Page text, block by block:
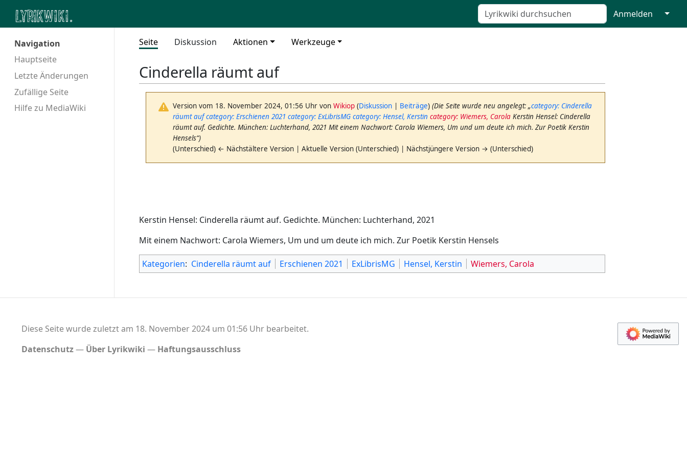
Anmelden ↓
Navigation
Hauptseite
Letzte Änderungen
Zufällige Seite
Hilfe zu MediaWiki
Seite Diskussion Aktionen Werkzeuge
Cinderella räumt auf
Version vom 18. November 2024, 01:56 Uhr vonWikiop (Diskussion | Beiträge) (Die Seite wurde neu angelegt: „category: Cinderella
räumt auf category: Erschienen 2021 category: ExLibrisMG category: Hensel, Kerstin category: Wiemers, Carola Kerstin Hensel: Cinderella
räumt auf. Gedichte. München: Luchterhand, 2021 Mit einem Nachwort: Carola Wiemers, Um und um deute ich mich. Zur Poetik Kerstin
Hensels“)
(Unterschied) ← Nächstältere Version | Aktuelle Version (Unterschied) | Nächstjüngere Version → (Unterschied)
Kerstin Hensel: Cinderella räumt auf. Gedichte. München: Luchterhand, 2021
Mit einem Nachwort: Carola Wiemers, Um und um deute ich mich. Zur Poetik Kerstin Hensels
Kategorien: Cinderella räumt auf Erschienen 2021 ExLibrisMG Hensel, Kerstin Wiemers, Carola
Diese Seite wurde zuletzt am 18. November 2024 um 01:56 Uhr bearbeitet.
Datenschutz
Über Lyrikwiki Haftungsausschluss